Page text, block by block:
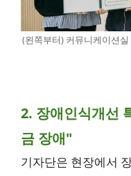
(왼쪽부터) 커뮤니케이션
2. 장애인식개선
금 장애"
기자단은 현장에서